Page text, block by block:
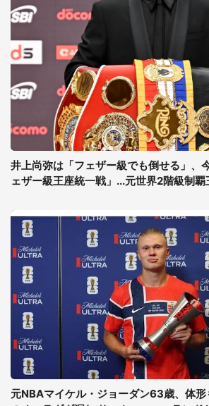
井上尚弥は「フェザー級でも倒せる」、
ェザー級王座統一戦」...元世界2階級制
元NBAマイケル・ジョーダン63歳、体